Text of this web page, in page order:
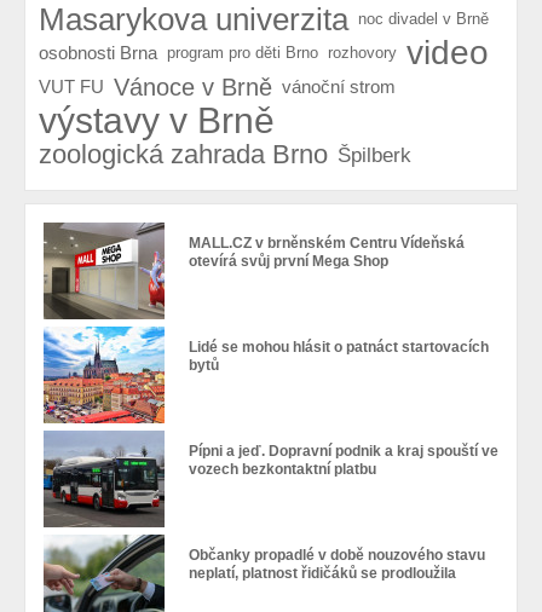
Masarykova univerzita noc divadel v Brně
osobnosti Brna program pro děti Brno rozhovory video
VUT FU Vánoce v Brně vánoční strom
výstavy v Brně
zoologická zahrada Brno Špilberk
MALL.CZ v brněnském Centru Vídeňská
otevírá svůj první Mega Shop
Lidé se mohou hlásit o patnáct startovacích
bytů
Pípni a jeď. Dopravní podnik a kraj spouští ve
vozech bezkontaktní platbu
Občanky propadlé v době nouzového stavu
neplatí, platnost řidičáků se prodloužila